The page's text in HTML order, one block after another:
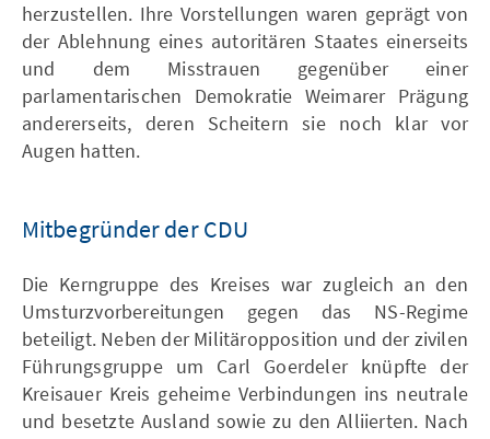
herzustellen. Ihre Vorstellungen waren geprägt von
der Ablehnung eines autoritären Staates einerseits
und dem Misstrauen gegenüber einer
parlamentarischen Demokratie Weimarer Prägung
andererseits, deren Scheitern sie noch klar vor
Augen hatten.
Mitbegründer der CDU
Die Kerngruppe des Kreises war zugleich an den
Umsturzvorbereitungen gegen das NS-Regime
beteiligt. Neben der Militäropposition und der zivilen
Führungsgruppe um Carl Goerdeler knüpfte der
Kreisauer Kreis geheime Verbindungen ins neutrale
und besetzte Ausland sowie zu den Alliierten. Nach